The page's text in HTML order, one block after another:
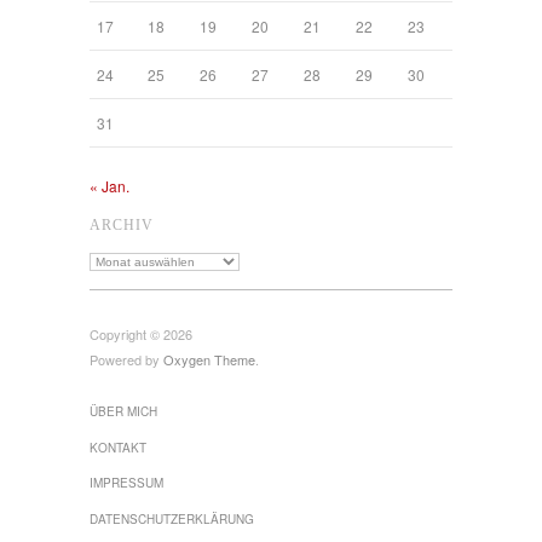
17 18 19 20 21 22 23
24 25 26 27 28 29 30
31
« Jan.
ARCHIV
Archiv
Copyright © 2026
Powered by Oxygen Theme.
ÜBER MICH
KONTAKT
IMPRESSUM
DATENSCHUTZ­ERKLÄRUNG